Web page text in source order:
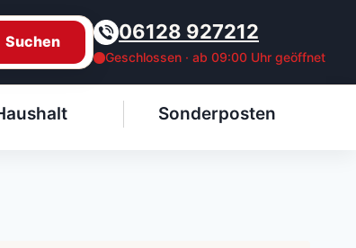
Suchen 06128 927212
Geschlossen · ab 09:00 Uhr geöffnet
Sonderposten